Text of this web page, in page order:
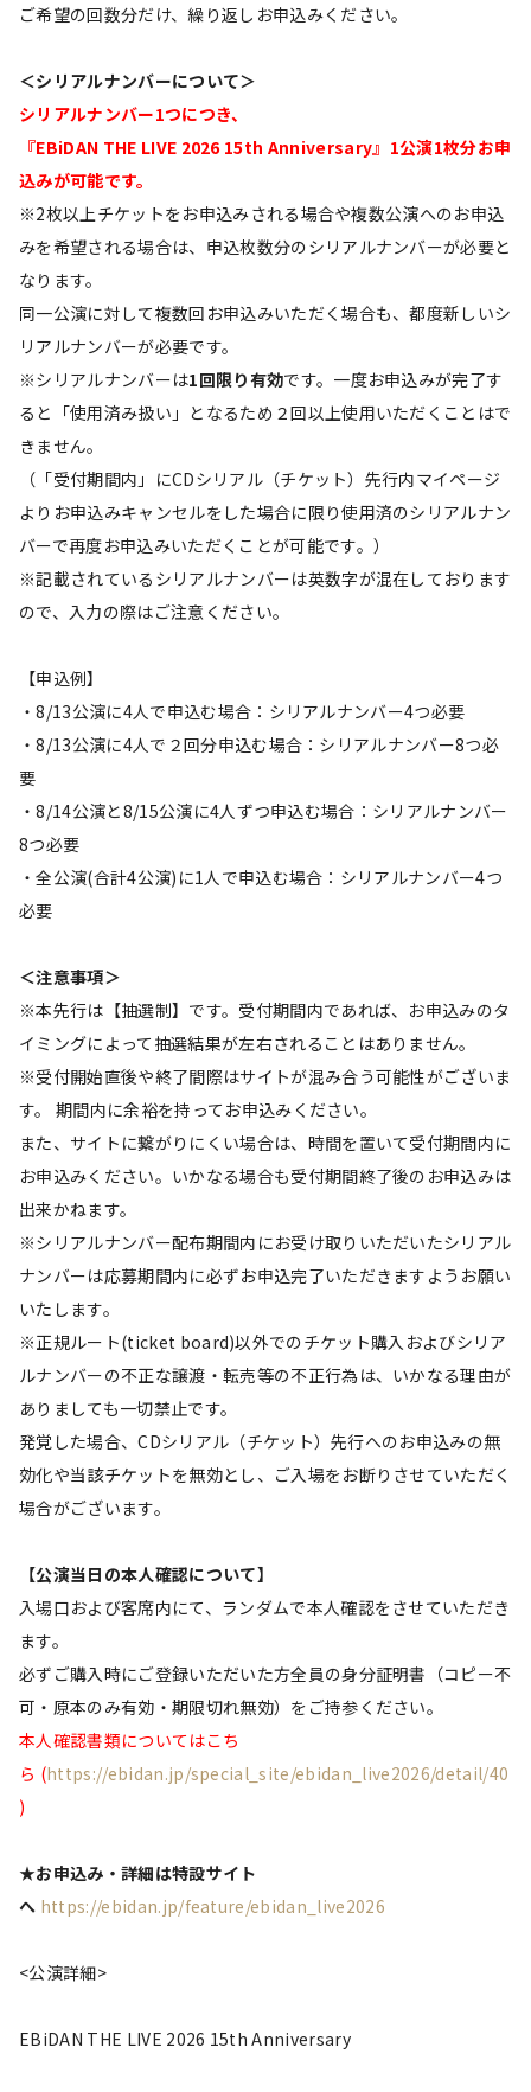
ご希望の回数分だけ、繰り返しお申込みください。
＜シリアルナンバーについて＞
シリアルナンバー1つにつき、
『EBiDAN THE LIVE 2026 15th Anniversary』1公演1枚分お申
込みが可能です。
※2枚以上チケットをお申込みされる場合や複数公演へのお申込
みを希望される場合は、申込枚数分のシリアルナンバーが必要と
なります。
同一公演に対して複数回お申込みいただく場合も、都度新しいシ
リアルナンバーが必要です。
※シリアルナンバーは1回限り有効です。一度お申込みが完了す
ると「使用済み扱い」となるため２回以上使用いただくことはで
きません。
（「受付期間内」にCDシリアル（チケット）先行内マイページ
よりお申込みキャンセルをした場合に限り使用済のシリアルナン
バーで再度お申込みいただくことが可能です。）
※記載されているシリアルナンバーは英数字が混在しております
ので、入力の際はご注意ください。
【申込例】
・8/13公演に4人で申込む場合：シリアルナンバー4つ必要
・8/13公演に4人で２回分申込む場合：シリアルナンバー8つ必
要
・8/14公演と8/15公演に4人ずつ申込む場合：シリアルナンバー
8つ必要
・全公演(合計4公演)に1人で申込む場合：シリアルナンバー4つ
必要
＜注意事項＞
※本先行は【抽選制】です。受付期間内であれば、お申込みのタ
イミングによって抽選結果が左右されることはありません。
※受付開始直後や終了間際はサイトが混み合う可能性がございま
す。 期間内に余裕を持ってお申込みください。
また、サイトに繋がりにくい場合は、時間を置いて受付期間内に
お申込みください。いかなる場合も受付期間終了後のお申込みは
出来かねます。
※シリアルナンバー配布期間内にお受け取りいただいたシリアル
ナンバーは応募期間内に必ずお申込完了いただきますようお願い
いたします。
※正規ルート(ticket board)以外でのチケット購入およびシリア
ルナンバーの不正な譲渡・転売等の不正行為は、いかなる理由が
ありましても一切禁止です。
発覚した場合、CDシリアル（チケット）先行へのお申込みの無
効化や当該チケットを無効とし、ご入場をお断りさせていただく
場合がございます。
【公演当日の本人確認について】
入場口および客席内にて、ランダムで本人確認をさせていただき
ます。
必ずご購入時にご登録いただいた方全員の身分証明書（コピー不
可・原本のみ有効・期限切れ無効）をご持参ください。
本人確認書類についてはこち
ら (https://ebidan.jp/special_site/ebidan_live2026/detail/40
)
★お申込み・詳細は特設サイト
へ https://ebidan.jp/feature/ebidan_live2026
<公演詳細>
EBiDAN THE LIVE 2026 15th Anniversary